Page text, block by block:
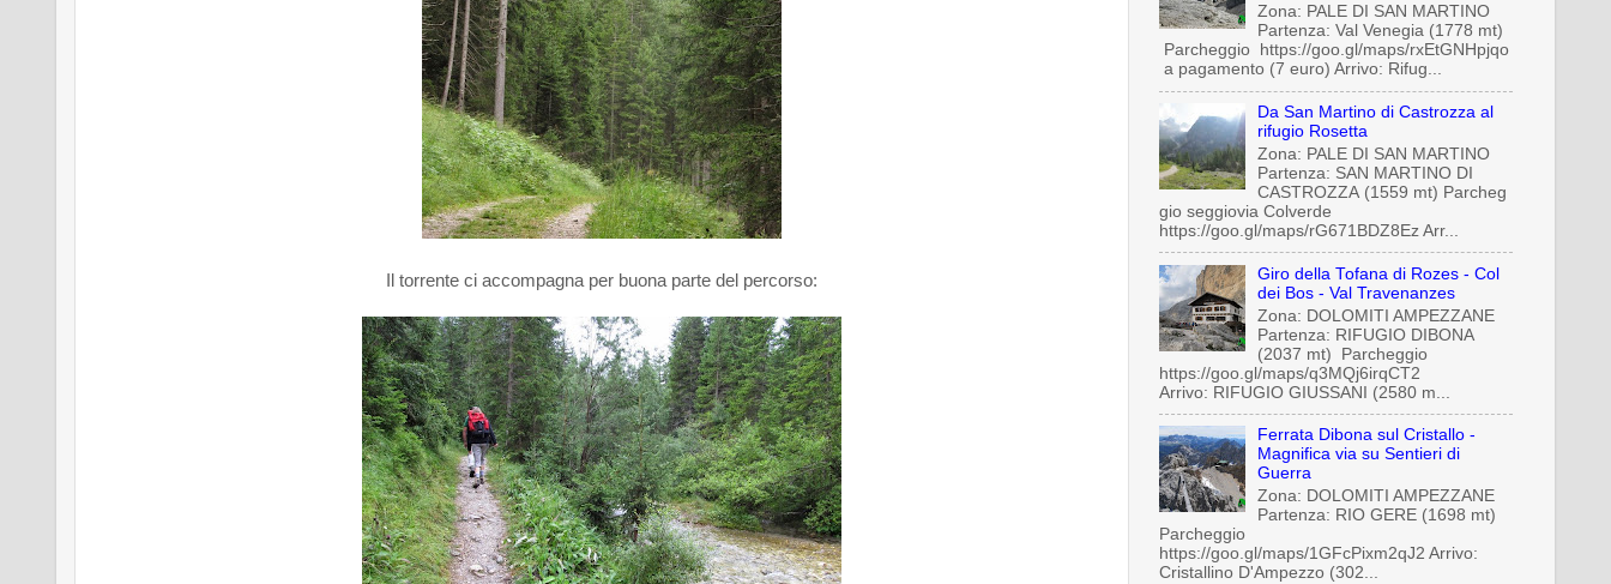
Il torrente ci accompagna per buona parte del percorso:
Zona: PALE DI SAN MARTINO
Partenza: Val Venegia (1778 mt)
Parcheggio https://goo.gl/maps/rxEtGNHpjqo
a pagamento (7 euro) Arrivo: Rifug...
Da San Martino di Castrozza al
rifugio Rosetta
Zona: PALE DI SAN MARTINO
Partenza: SAN MARTINO DI
CASTROZZA (1559 mt) Parcheg
gio seggiovia Colverde
https://goo.gl/maps/rG671BDZ8Ez Arr...
Giro della Tofana di Rozes - Col
dei Bos - Val Travenanzes
Zona: DOLOMITI AMPEZZANE
Partenza: RIFUGIO DIBONA
(2037 mt) Parcheggio
https://goo.gl/maps/q3MQj6irqCT2
Arrivo: RIFUGIO GIUSSANI (2580 m...
Ferrata Dibona sul Cristallo -
Magnifica via su Sentieri di
Guerra
Zona: DOLOMITI AMPEZZANE
Partenza: RIO GERE (1698 mt)
Parcheggio
https://goo.gl/maps/1GFcPixm2qJ2 Arrivo:
Cristallino D'Ampezzo (302...